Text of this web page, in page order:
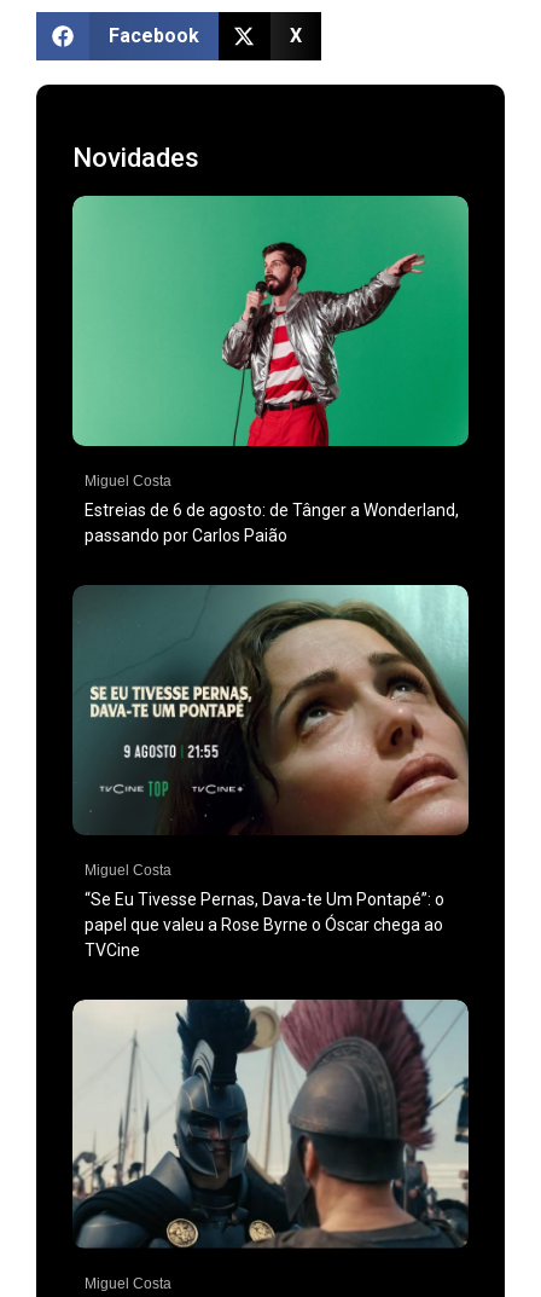
Facebook X
Novidades
Miguel Costa
Estreias de 6 de agosto: de Tânger a Wonderland,
passando por Carlos Paião
Miguel Costa
“Se Eu Tivesse Pernas, Dava-te Um Pontapé”: o
papel que valeu a Rose Byrne o Óscar chega ao
TVCine
Miguel Costa